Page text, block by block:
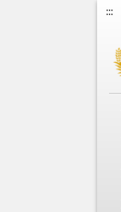
:::